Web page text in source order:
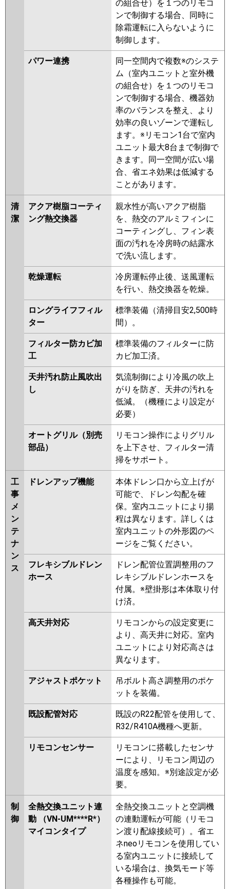
PMZ-ERMP80FEV
PMZ-
ERMP80FV PMZ-ERMP80FR
PMZ-ERMP80FER
日立 RCIS-GP80RHN4 RCIS-GP80RSH9
RCIS-GP80RHN3 RCIS-GP80RSH8
RCIS-GP80RHN2 RCIS-GP80RSH7
RCIS-GP80RHN1
RCIS-GP80RSH6
RCIS-GP80RSH5 RCIS-GP80RHN
RCIS-GP80RSH4 RCIS-AP80HN11
RCIS-GP80RSH3 RCIS-
GP80RSH2
FDTSV805HB5SA
FDTSV805H5SA FDTSV805H5S
PA-P80D7HNB PA-P80D7HB
P80D7H PA-P80D7HN PA-
P80D6HB
PA-P80D6HNB PA-
P80D6HN PA-P80D6H
の組合せ）を１つのリモコ
ンで制御する場合、同時に
除霜運転に入らないように
制御します。
パワー連携
同一空間内で複数※のシステ
ム（室内ユニットと室外機
の組合せ）を１つのリモコ
ンで制御する場合、機器効
率のバランスを整え、より
効率の良いゾーンで運転し
ます。※リモコン1台で室内
ユニット最大8台まで制御で
きます。同一空間が広い場
合、省エネ効果は低減する
ことがあります。
清
潔
アクア樹脂コーティ
ング熱交換器
親水性が高いアクア樹脂
を、熱交のアルミフィンに
コーティングし、フィン表
面の汚れを冷房時の結露水
で洗い流します。
乾燥運転
冷房運転停止後、送風運転
を行い、熱交換器を乾燥。
ロングライフフィル
ター
標準装備（清掃目安2,500時
間）。
フィルター防カビ加
工
標準装備のフィルターに防
カビ加工済。
天井汚れ防止風吹出
し
気流制御により冷風の吹上
がりを防ぎ、天井の汚れを
低減。（機種により設定が
必要）
オートグリル（別売
部品）
リモコン操作によりグリル
を上下させ、フィルター清
掃をサポート。
工
事
メ
ン
テ
ナ
ン
ス
ドレンアップ機能
本体ドレン口から立上げが
可能で、ドレン勾配を確
保。室内ユニットにより揚
程は異なります。詳しくは
室内ユニットの外形図のペ
ージをご覧ください。
フレキシブルドレン
ホース
ドレン配管位置調整用のフ
レキシブルドレンホースを
付属。※壁掛形は本体取り付
け済。
高天井対応
リモコンからの設定変更に
より、高天井に対応。室内
ユニットにより対応高さは
異なります。
アジャストポケット
吊ボルト高さ調整用のポケ
ットを装備。
既設配管対応
既設のR22配管を使用して、
R32/R410A機種へ更新。
リモコンセンサー
リモコンに搭載したセンサ
ーにより、リモコン周辺の
温度を感知。※別途設定が必
要。
制
御
全熱交換ユニット連
動 （VN-UM****R*）
マイコンタイプ
全熱交換ユニットと空調機
の連動運転が可能（リモコ
ン渡り配線接続可）。省エ
ネneoリモコンを使用してい
る室内ユニットに接続して
いる場合は、換気モード等
各種操作も可能。